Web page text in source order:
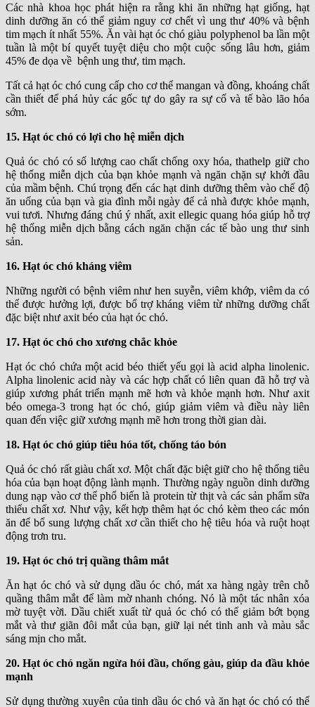
Các nhà khoa học phát hiện ra rằng khi ăn những hạt giống, hạt
dinh dưỡng ăn có thể giảm nguy cơ chết vì ung thư 40% và bệnh
tim mạch ít nhất 55%. Ăn vài hạt óc chó giàu polyphenol ba lần một
tuần là một bí quyết tuyệt diệu cho một cuộc sống lâu hơn, giảm
45% đe dọa về bệnh ung thư, tim mạch.
Tất cả hạt óc chó cung cấp cho cơ thể mangan và đồng, khoáng chất
cần thiết để phá hủy các gốc tự do gây ra sự cố và tế bào lão hóa
sớm.
15. Hạt óc chó có lợi cho hệ miễn dịch
Quả óc chó có số lượng cao chất chống oxy hóa, thathelp giữ cho
hệ thống miễn dịch của bạn khỏe mạnh và ngăn chặn sự khởi đầu
của mầm bệnh. Chú trọng đến các hạt dinh dưỡng thêm vào chế độ
ăn uống của bạn và gia đình mỗi ngày để cả nhà được khỏe mạnh,
vui tươi. Nhưng đáng chú ý nhất, axit ellegic quang hóa giúp hỗ trợ
hệ thống miễn dịch bằng cách ngăn chặn các tế bào ung thư sinh
sản.
16. Hạt óc chó kháng viêm
Những người có bệnh viêm như hen suyễn, viêm khớp, viêm da có
thể được hưởng lợi, được bổ trợ kháng viêm từ những dưỡng chất
đặc biệt như axit béo của hạt óc chó.
17. Hạt óc chó cho xương chắc khỏe
Hạt óc chó chứa một acid béo thiết yếu gọi là acid alpha linolenic.
Alpha linolenic acid này và các hợp chất có liên quan đã hỗ trợ và
giúp xương phát triển mạnh mẽ hơn và khỏe mạnh hơn. Như axit
béo omega-3 trong hạt óc chó, giúp giảm viêm và điều này liên
quan đến việc giữ xương mạnh mẽ hơn trong thời gian dài.
18. Hạt óc chó giúp tiêu hóa tốt, chống táo bón
Quả óc chó rất giàu chất xơ. Một chất đặc biệt giữ cho hệ thống tiêu
hóa của bạn hoạt động lành mạnh. Thường ngày nguồn dinh dưỡng
dung nạp vào cơ thể phổ biến là protein từ thịt và các sản phẩm sữa
thiếu chất xơ. Như vậy, kết hợp thêm hạt óc chó kèm theo các món
ăn để bổ sung lượng chất xơ cần thiết cho hệ tiêu hóa và ruột hoạt
động trơn tru.
19. Hạt óc chó trị quầng thâm mắt
Ăn hạt óc chó và sử dụng dầu óc chó, mát xa hàng ngày trên chỗ
quầng thâm mắt để làm mờ nhanh chóng. Nó là một tác nhân xóa
mờ tuyệt vời. Dầu chiết xuất từ quả óc chó có thể giảm bớt bọng
mắt và thư giãn đôi mắt của bạn, giữ lại nét tinh anh và màu sắc
sáng mịn cho mắt.
20. Hạt óc chó ngăn ngừa hói đầu, chống gàu, giúp da đầu khỏe
mạnh
Sử dụng thường xuyên của tinh dầu óc chó và ăn hạt óc chó có thể